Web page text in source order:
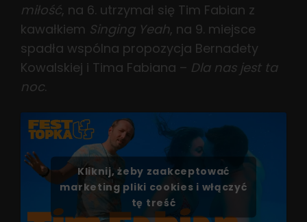
miłość, na 6. utrzymał się Tim Fabian z
kawałkiem Singing Yeah, na 9. miejsce
spadła wspólna propozycja Bernadety
Kowalskiej i Tima Fabiana – Dla nas jest ta
noc.
Kliknij, żeby zaakceptować
marketing pliki cookies i włączyć
tę treść